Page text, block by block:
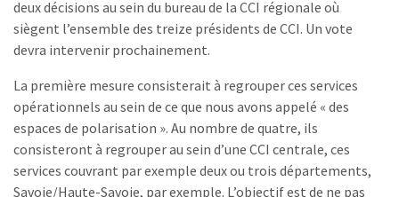
deux décisions au sein du bureau de la CCI régionale où
siègent l’ensemble des treize présidents de CCI. Un vote
devra intervenir prochainement.
La première mesure consisterait à regrouper ces services
opérationnels au sein de ce que nous avons appelé « des
espaces de polarisation ». Au nombre de quatre, ils
consisteront à regrouper au sein d’une CCI centrale, ces
services couvrant par exemple deux ou trois départements,
Savoie/Haute-Savoie, par exemple. L’objectif est de ne pas